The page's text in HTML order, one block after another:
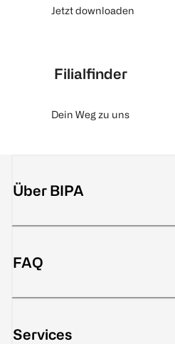
Jetzt downloaden
Filialfinder
Dein Weg zu uns
Über BIPA
FAQ
Services